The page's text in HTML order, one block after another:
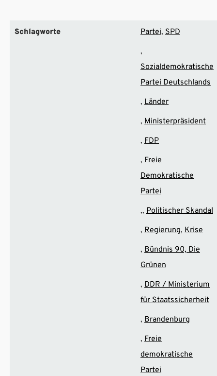
Schlagworte Partei SPD
Sozialdemokratische
Partei Deutschlands
Länder
Ministerpräsident
FDP
Freie
Demokratische
Partei
Politischer Skandal
Regierung Krise
Bündnis 90, Die
Grünen
DDR / Ministerium
für Staatssicherheit
Brandenburg
Freie
demokratische
Partei